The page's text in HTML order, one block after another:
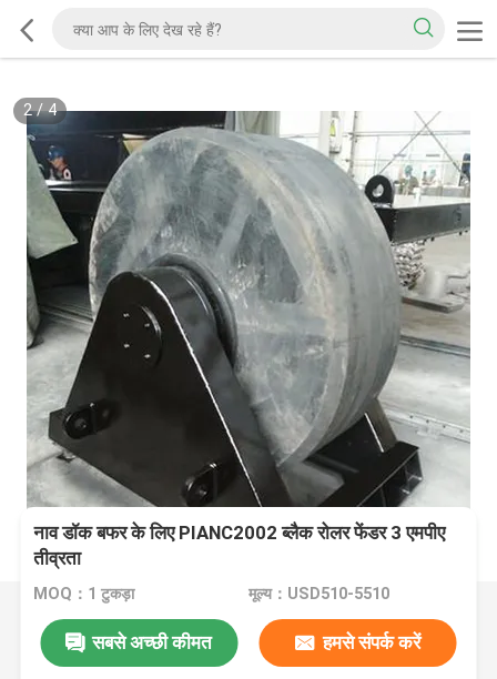
2/4
नाव डॉक बफर के लिए PIANC2002 ब्लैक रोलर फेंडर 3 एमपीए
तीव्रता
MOQ：1 टुकड़ा मूल्य：USD510-5510
सबसे अच्छी कीमत हमसे संपर्क करें